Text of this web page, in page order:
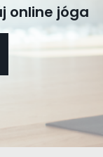
online jóga